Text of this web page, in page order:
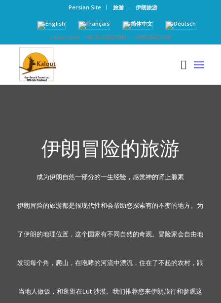
Persian Site 旅游 伊朗旅游
Call us now: +98-21-52827000 | +989126123768
伊朗冒险的旅游
成为伊朗自然一部分的一生经验，感觉神的肾上腺素
伊朗冒险的旅游都是很现代性和会帮助您探索有的不变的地方。为
了伊朗的地理位置，这个国家有不同自然的奇观。冒险家会自由地
发现每个角，爬山，在咆哮的河流中漂流，住在了不起的农村，跟
当地人做饭，和逛逛在Lut 沙漠。我们推荐您来伊朗旅行和参观这